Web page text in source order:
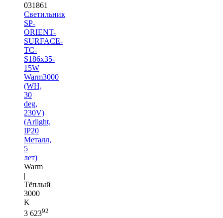
031861
Светильник
SP-
ORIENT-
SURFACE-
TC-
S186x35-
15W
Warm3000
(WH,
30
deg,
230V)
(Arlight,
IP20
Металл,
5
лет)
Warm
|
Тёплый
3000
K
3 62392